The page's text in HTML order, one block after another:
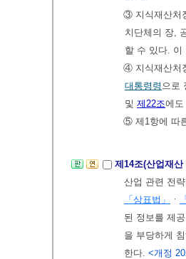
③ 지식재산처
치단체의 장,
할 수 있다.
④ 지식재산처
대통령령 으로
및 제22조에
⑤ 제1항에 따
제14조(산업재
산업 관련 전
「상표법」
ㆍ
된 정보를 제
을 부당하게
한다. <개정